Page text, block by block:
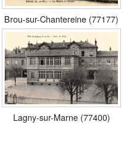
Brou-sur-Chantereine (77177)
Lagny-sur-Marne (77400)